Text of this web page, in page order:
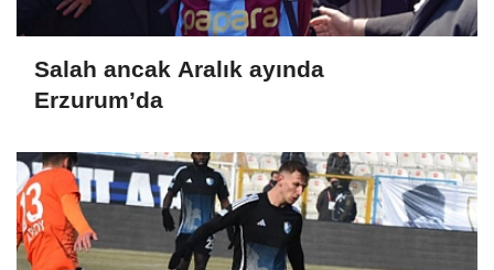
Salah ancak Aralık ayında
Erzurum’da